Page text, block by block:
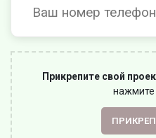
Прикрепите свой
нажмите